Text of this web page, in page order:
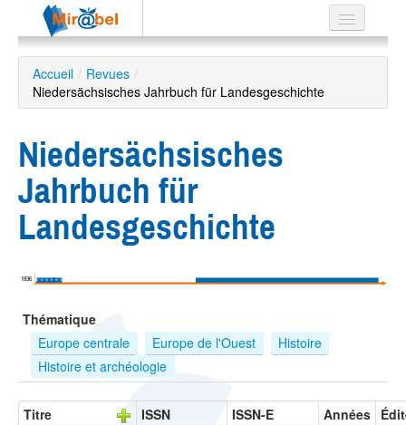
Le réseau
Soutien
Recherche
avancée
ES
?
Accueil / Revues /
Niedersächsisches Jahrbuch für Landesgeschichte
Niedersächsisches
Jahrbuch für
Landesgeschichte
1836
Thématique
Europe centrale
Europe de l'Ouest
Histoire
Histoire et archéologie
Titre ISSN ISSN-E Années